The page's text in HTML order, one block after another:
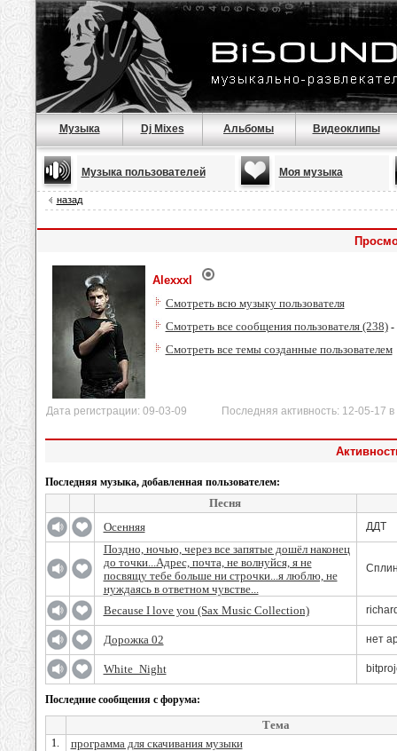
Музыка Dj Mixes Альбомы Видеоклипы
Музыка пользователей Моя музыка
назад
Alexxxl
Смотреть всю музыку пользователя
Смотреть все сообщения пользователя (238)-
Смотреть все темы созданные пользователем
Дата регистрации: 09-03-09 Последняя активность: 12-05-17 в
Последняя музыка, добавленная пользователем:
Песня
Осенняя
ДДТ
Поздно, ночью, через все запятые дошёл наконец
до точки...Адрес, почта, не волнуйся, я не
посвящу тебе больше ни строчки...я люблю, не
нуждаясь в ответном чувстве...
Because I love you (Sax Music Collection)
Дорожка 02 нет
White_Night
Последние сообщения с форума:
Тема
1. программа для скачивания музыки